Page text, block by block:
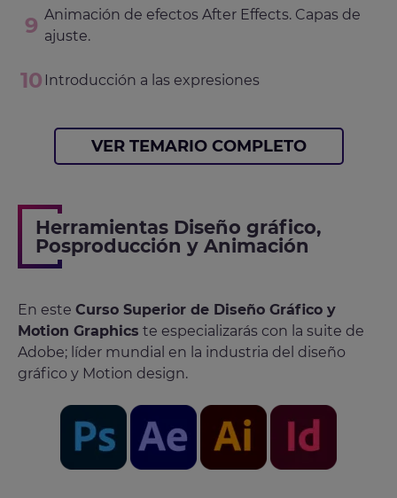
Animación de efectos After Effects. Capas de
ajuste.
Introducción a las expresiones
VER TEMARIO COMPLETO
Herramientas Diseño gráfico,
Posproducción y Animación
En este Curso Superior de Diseño Gráfico y
Motion Graphics te especializarás con la suite de
Adobe; líder mundial en la industria del diseño
gráfico y Motion design.